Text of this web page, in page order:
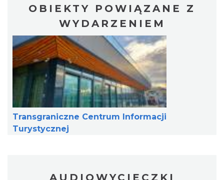
Cieszyn
OBIEKTY POWIĄZANE Z
WYDARZENIEM
Transgraniczne Centrum Informacji
Turystycznej
AUDIOWYCIECZKI